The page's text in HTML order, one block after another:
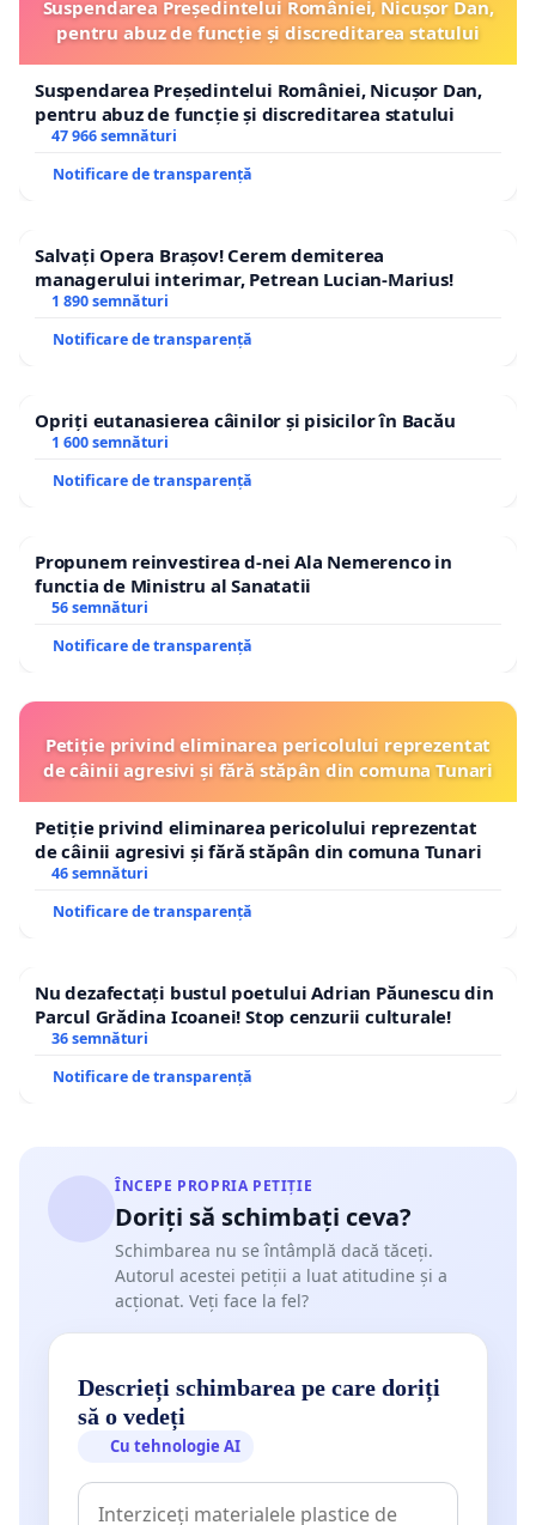
Suspendarea Președintelui României, Nicușor Dan,
pentru abuz de funcție și discreditarea statului
Suspendarea Președintelui României, Nicușor Dan,
pentru abuz de funcție și discreditarea statului
47 966 semnături
Notificare de transparență
Salvați Opera Brașov! Cerem demiterea
managerului interimar, Petrean Lucian-Marius!
1 890 semnături
Notificare de transparență
Opriți eutanasierea câinilor și pisicilor în Bacău
1 600 semnături
Notificare de transparență
Propunem reinvestirea d-nei Ala Nemerenco in
functia de Ministru al Sanatatii
56 semnături
Notificare de transparență
Petiție privind eliminarea pericolului reprezentat
de câinii agresivi și fără stăpân din comuna Tunari
Petiție privind eliminarea pericolului reprezentat
de câinii agresivi și fără stăpân din comuna Tunari
46 semnături
Notificare de transparență
Nu dezafectați bustul poetului Adrian Păunescu din
Parcul Grădina Icoanei! Stop cenzurii culturale!
36 semnături
Notificare de transparență
ÎNCEPE PROPRIA PETIȚIE
Doriți să schimbați ceva?
Schimbarea nu se întâmplă dacă tăceți.
Autorul acestei petiții a luat atitudine și a
acționat. Veți face la fel?
Descrieți schimbarea pe care doriți
să o vedeți
Cu tehnologie AI